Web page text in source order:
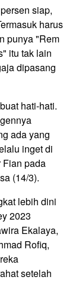
siap,
harus
punya "Rem
itu tak lain
dipasang
hati-hati.
ada yang
inget di
pada
(14/3).
lebih dini
2023
Ekalaya,
Rofiq,
setelah